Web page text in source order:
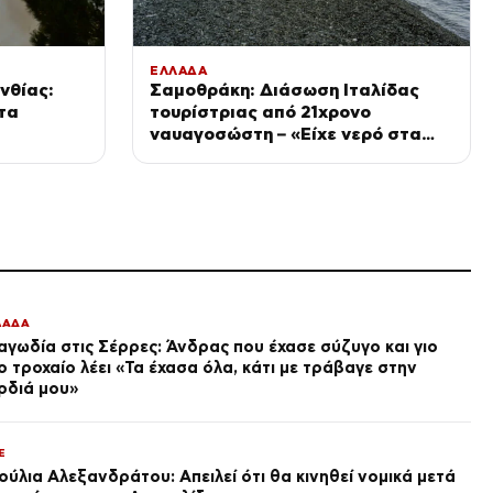
πριν από 1 ώρα
TRAVEL
Γιατί οι Τούρκοι συρρέουν στα ελληνικά
νησιά
πριν από 1 ώρα
πριν από 1 ώρα
ΕΛΛΑΔΑ
ΕΛΛΑΔΑ
Σαμοθράκη: Διάσωση Ιταλίδας
τουρίστριας από 21χρονο
ναυαγοσώστη – «Είχε νερό στα
στις Σέρρες: Άνδρας που έχασε σύζυγο και γιο
τροχαίο λέει «Τα έχασα όλα, κάτι με τράβαγε στην
μου»
Αλεξανδράτου: Απειλεί ότι θα κινηθεί νομικά μετά